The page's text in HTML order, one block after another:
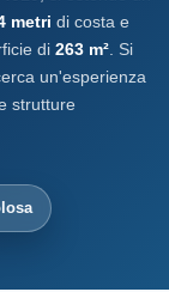
metri di costa e
di 263 m² . Si
un'esperienza
strutture